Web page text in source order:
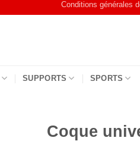
Conditions générales
SUPPORTS SPORTS
Coque